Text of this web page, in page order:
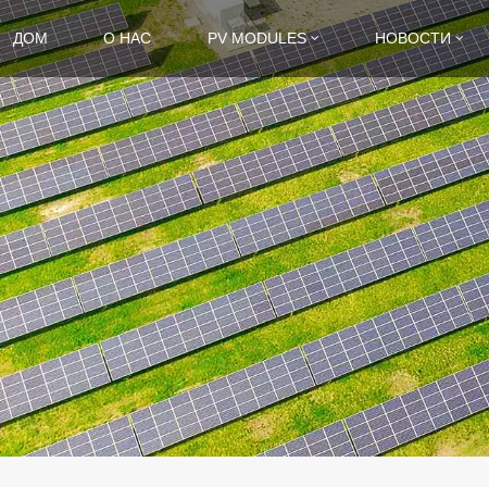
ДОМ О НАС PV MODULES НОВОСТИ